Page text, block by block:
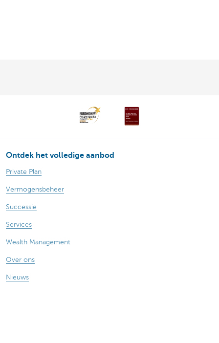
Ontdek het volledige aanbod
Private Plan
Vermogensbeheer
Successie
Services
Wealth Management
Over ons
Nieuws